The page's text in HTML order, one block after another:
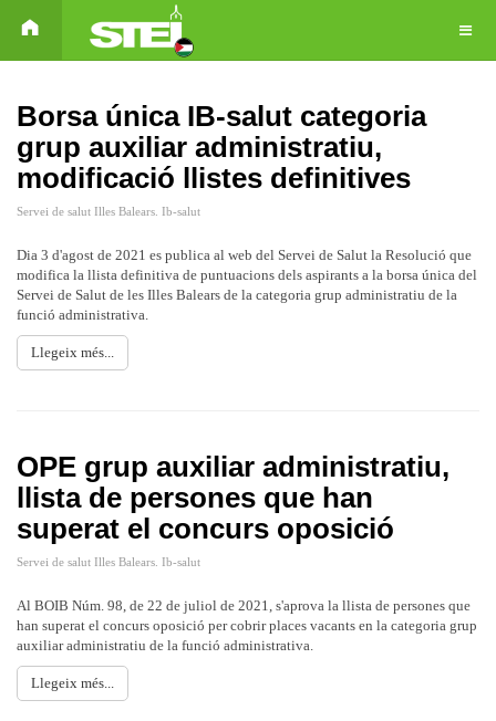
Borsa única IB-salut categoria
grup auxiliar administratiu,
modificació llistes definitives
Servei de salut Illes Balears. Ib-salut
Dia 3 d'agost de 2021 es publica al web del Servei de Salut la Resolució que
modifica la llista definitiva de puntuacions dels aspirants a la borsa única del
Servei de Salut de les Illes Balears de la categoria grup administratiu de la
funció administrativa.
Llegeix més...
OPE grup auxiliar administratiu,
llista de persones que han
superat el concurs oposició
Servei de salut Illes Balears. Ib-salut
Al BOIB Núm. 98, de 22 de juliol de 2021, s'aprova la llista de persones que
han superat el concurs oposició per cobrir places vacants en la categoria grup
auxiliar administratiu de la funció administrativa.
Llegeix més...